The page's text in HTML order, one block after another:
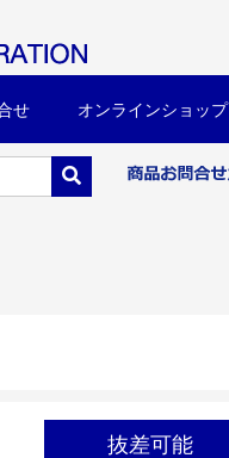
せ オンラインショップ
抜差可能